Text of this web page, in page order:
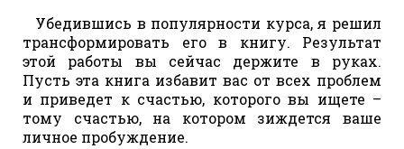
Убедившись в популярности курса, я решил
трансформировать его в книгу. Результат
этой работы вы сейчас держите в руках.
Пусть эта книга избавит вас от всех проблем
и приведет к счастью, которого вы ищете –
тому счастью, на котором зиждется ваше
личное пробуждение.